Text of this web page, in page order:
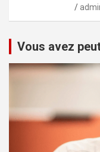
Vous avez